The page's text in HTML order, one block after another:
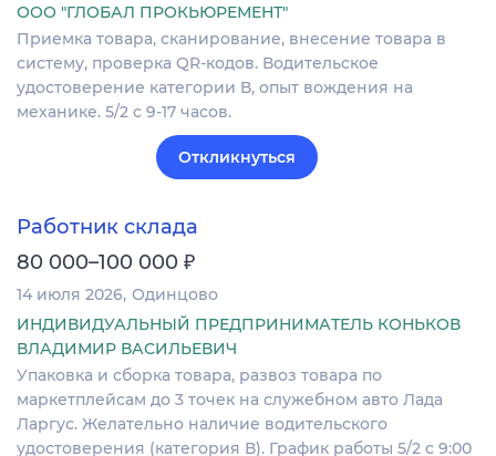
ООО "ГЛОБАЛ ПРОКЬЮРЕМЕНТ"
Приемка товара, сканирование, внесение товара в
систему, проверка QR-кодов. Водительское
удостоверение категории В, опыт вождения на
механике. 5/2 с 9-17 часов.
Откликнуться
Работник склада
80 000–100 000 ₽
14 июля 2026 Одинцово
ИНДИВИДУАЛЬНЫЙ ПРЕДПРИНИМАТЕЛЬ КОНЬКОВ
ВЛАДИМИР ВАСИЛЬЕВИЧ
Упаковка и сборка товара, развоз товара по
маркетплейсам до 3 точек на служебном авто Лада
Ларгус. Желательно наличие водительского
удостоверения (категория В). График работы 5/2 с 9:00